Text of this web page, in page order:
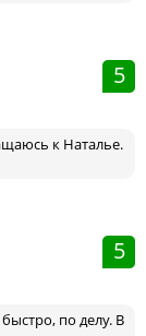
5
к Наталье.
5
по делу. В